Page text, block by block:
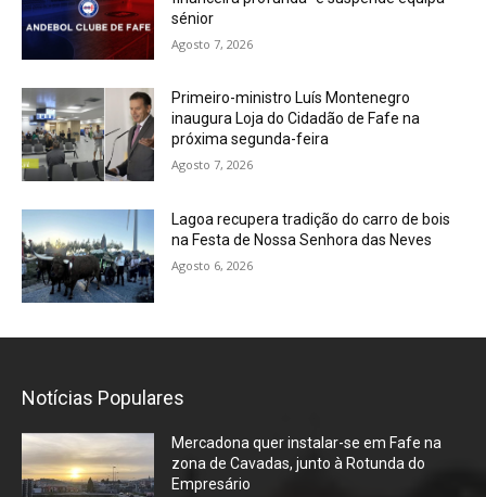
sénior
Agosto 7, 2026
Primeiro-ministro Luís Montenegro
inaugura Loja do Cidadão de Fafe na
próxima segunda-feira
Agosto 7, 2026
Lagoa recupera tradição do carro de bois
na Festa de Nossa Senhora das Neves
Agosto 6, 2026
Notícias Populares
Mercadona quer instalar-se em Fafe na
zona de Cavadas, junto à Rotunda do
Empresário